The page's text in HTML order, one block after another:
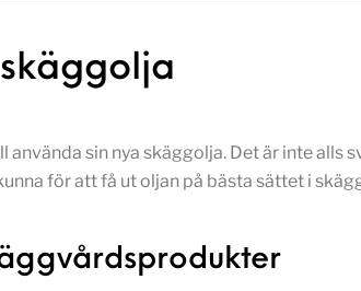
använda sin nya skäggolja. Det är inte alls
för att få ut oljan på bästa sättet i